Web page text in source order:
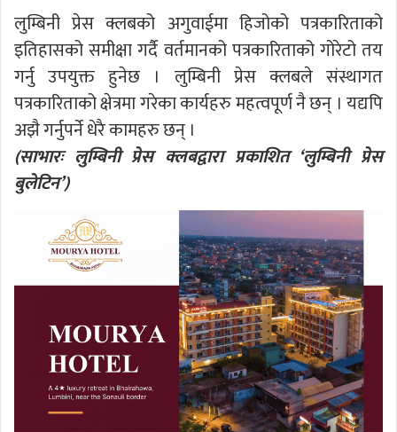
लुम्बिनी प्रेस क्लबको अगुवाईमा हिजोको पत्रकारिताको
इतिहासको समीक्षा गर्दै वर्तमानको पत्रकारिताको गोरेटो तय
गर्नु उपयुक्त हुनेछ । लुम्बिनी प्रेस क्लबले संस्थागत
पत्रकारिताको क्षेत्रमा गरेका कार्यहरु महत्वपूर्ण नै छन् । यद्यपि
अझै गर्नुपर्ने धेरै कामहरु छन् ।
(साभारः लुम्बिनी प्रेस क्लबद्वारा प्रकाशित ‘लुम्बिनी प्रेस
बुलेटिन’)